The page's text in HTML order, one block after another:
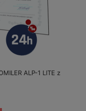
ALP-1 LITE z